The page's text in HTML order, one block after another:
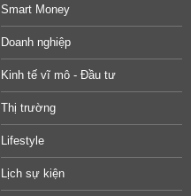
Smart Money
Doanh nghiệp
Kinh tế vĩ mô - Đầu tư
Thị trường
Lifestyle
Lịch sự kiện